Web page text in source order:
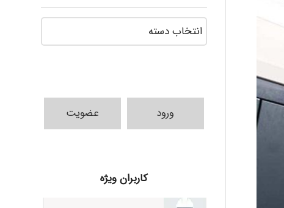
دسته‌ها
ورود عضویت
کاربران ویژه